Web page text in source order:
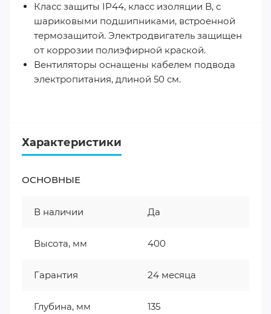
Класс защиты IP44, класс изоляции B, с
шариковыми подшипниками, встроенной
термозащитой. Электродвигатель защищен
от коррозии полиэфирной краской.
Вентиляторы оснащены кабелем подвода
электропитания, длиной 50 см.
Характеристики
ОСНОВНЫЕ
В наличии Да
Высота, мм 400
Гарантия 24 месяца
Глубина, мм 135